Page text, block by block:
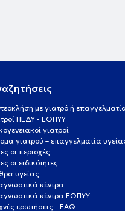
με γιατρό ή
ΠΕΔΥ - ΕΟΠΥΥ
γιατροί
γιατρού – επαγγελματία
οι περιοχές
οι ειδικότητες
υγείας
κέντρα
κέντρα ΕΟΠΥΥ
ερωτήσεις - FAQ